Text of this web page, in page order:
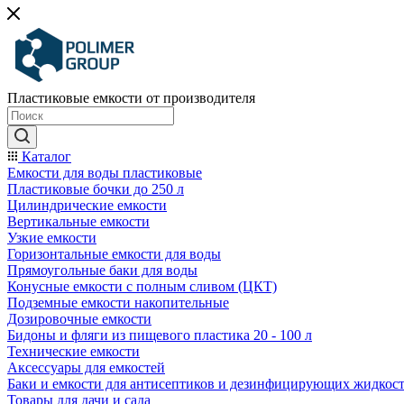
Пластиковые емкости от производителя
Каталог
Емкости для воды пластиковые
Пластиковые бочки до 250 л
Цилиндрические емкости
Вертикальные емкости
Узкие емкости
Горизонтальные емкости для воды
Прямоугольные баки для воды
Конусные емкости с полным сливом (ЦКТ)
Подземные емкости накопительные
Дозировочные емкости
Бидоны и фляги из пищевого пластика 20 - 100 л
Технические емкости
Аксессуары для емкостей
Баки и емкости для антисептиков и дезинфицирующих
Товары для дачи и сада